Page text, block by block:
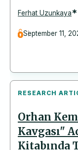
Ferhat Uzunkaya*
September 11,
RESEARCH
Orhan
Kavgası"
Kitabında